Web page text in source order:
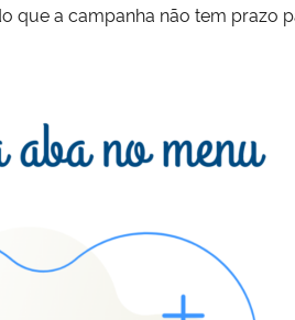
que a campanha não tem prazo